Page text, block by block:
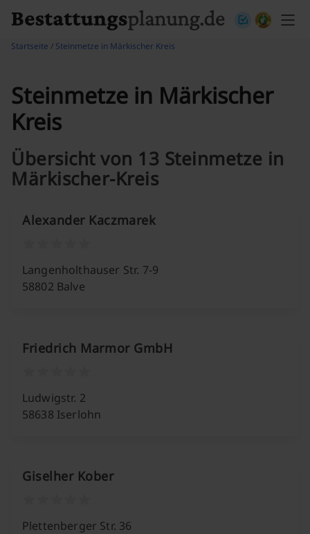
Startseite / Steinmetze in Märkischer Kreis
Steinmetze in Märkischer
Kreis
Übersicht von 13 Steinmetze in
Märkischer-Kreis
Alexander Kaczmarek
Langenholthauser Str. 7-9
58802 Balve
Friedrich Marmor GmbH
Ludwigstr. 2
58638 Iserlohn
Giselher Kober
Plettenberger Str. 36